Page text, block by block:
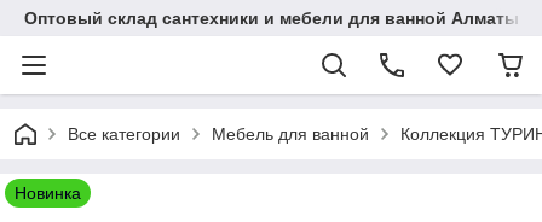
Оптовый склад сантехники и мебели для ванной Алматы •
Все категории Мебель для ванной Коллекция
Новинка